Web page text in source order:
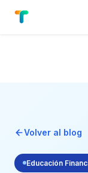
Volver al blog
Educación